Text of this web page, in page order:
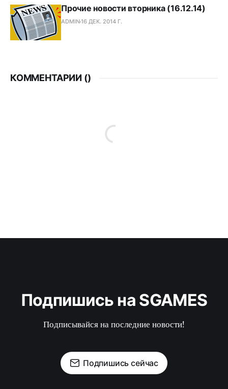
Прочие новости вторника (16.12.14)
ADMIN16 ДЕК. 2014 Г.
КОММЕНТАРИИ ()
Подпишись на SGAMES
Подписывайся на последние новости!
Подпишись сейчас